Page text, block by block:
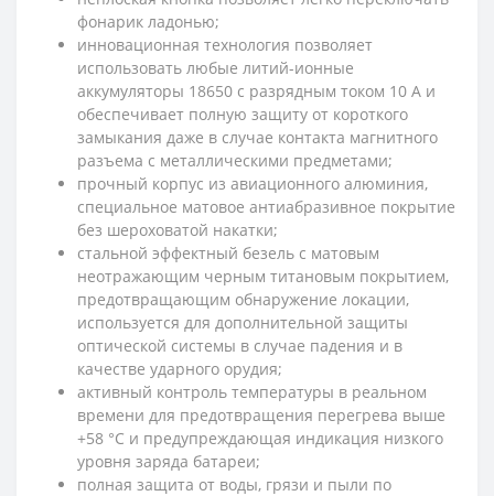
фонарик ладонью;
инновационная технология позволяет
использовать любые литий-ионные
аккумуляторы 18650 с разрядным током 10 А и
обеспечивает полную защиту от короткого
замыкания даже в случае контакта магнитного
разъема с металлическими предметами;
прочный корпус из авиационного алюминия,
специальное матовое антиабразивное покрытие
без шероховатой накатки;
стальной эффектный безель с матовым
неотражающим черным титановым покрытием,
предотвращающим обнаружение локации,
используется для дополнительной защиты
оптической системы в случае падения и в
качестве ударного орудия;
активный контроль температуры в реальном
времени для предотвращения перегрева выше
+58 °C и предупреждающая индикация низкого
уровня заряда батареи;
полная защита от воды, грязи и пыли по